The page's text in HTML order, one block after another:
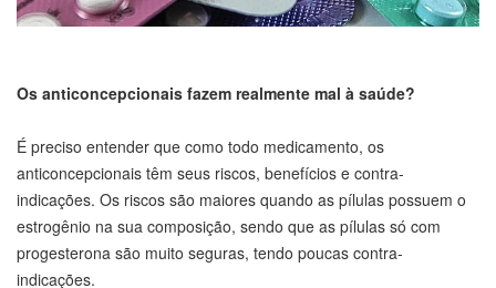
Os anticoncepcionais fazem realmente mal à saúde?
É preciso entender que como todo medicamento, os
anticoncepcionais têm seus riscos, benefícios e contra-
indicações. Os riscos são maiores quando as pílulas possuem o
estrogênio na sua composição, sendo que as pílulas só com
progesterona são muito seguras, tendo poucas contra-
indicações.